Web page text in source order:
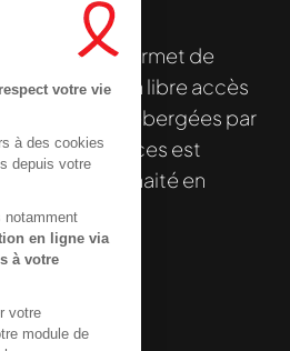
votre vie
à des cookies
depuis votre
notamment
en ligne via
à votre
votre
module de
Sidactionpermet de
en libre accès
. À l’origine, hébergées par
de ressources est
qui a souhaité en
nous